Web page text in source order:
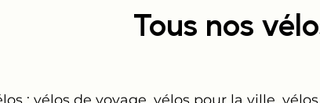
Tous nos
: vélos de voyage, vélos pour la ville,